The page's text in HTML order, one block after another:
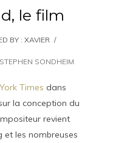
le film
BY : XAVIER /
STEPHEN SONDHEIM
Times dans
la conception du
revient
les nombreuses